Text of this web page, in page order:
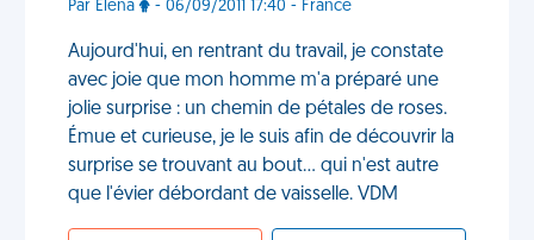
Par Elena - 06/09/2011 17:40 - France
Aujourd'hui, en rentrant du travail, je constate
avec joie que mon homme m'a préparé une
jolie surprise : un chemin de pétales de roses.
Émue et curieuse, je le suis afin de découvrir la
surprise se trouvant au bout... qui n'est autre
que l'évier débordant de vaisselle. VDM